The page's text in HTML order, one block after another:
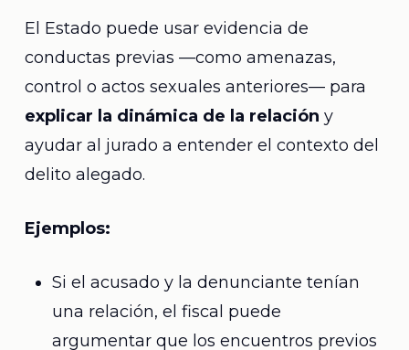
El Estado puede usar evidencia de
conductas previas —como amenazas,
control o actos sexuales anteriores— para
explicar la dinámica de la relación y
ayudar al jurado a entender el contexto del
delito alegado.
Ejemplos:
Si el acusado y la denunciante tenían
una relación, el fiscal puede
argumentar que los encuentros previos